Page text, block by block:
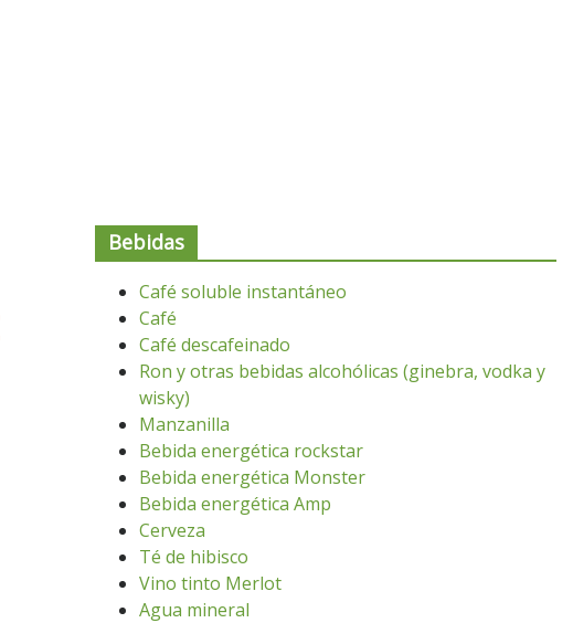
Bebidas
Café soluble instantáneo
Café
Café descafeinado
Ron y otras bebidas alcohólicas (ginebra, vodka y
wisky)
Manzanilla
Bebida energética rockstar
Bebida energética Monster
Bebida energética Amp
Cerveza
Té de hibisco
Vino tinto Merlot
Agua mineral